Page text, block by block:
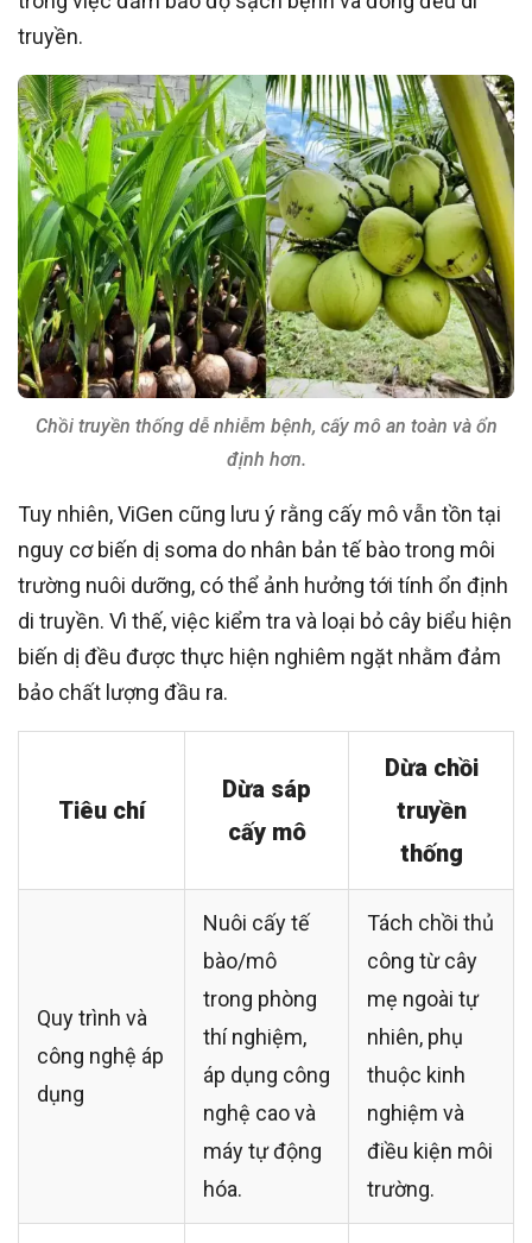
truyền.
Chồi truyền thống dễ nhiễm bệnh, cấy mô an toàn và ổn
định hơn.
Tuy nhiên, ViGen cũng lưu ý rằng cấy mô vẫn tồn tại
nguy cơ biến dị soma do nhân bản tế bào trong môi
trường nuôi dưỡng, có thể ảnh hưởng tới tính ổn định
di truyền. Vì thế, việc kiểm tra và loại bỏ cây biểu hiện
biến dị đều được thực hiện nghiêm ngặt nhằm đảm
bảo chất lượng đầu ra.
Tiêu chí
Dừa sáp
cấy mô
Dừa chồi
truyền
thống
Quy trình và
công nghệ áp
dụng
Nuôi cấy tế
bào/mô
trong phòng
thí nghiệm,
áp dụng công
nghệ cao và
máy tự động
hóa.
Tách chồi thủ
công từ cây
mẹ ngoài tự
nhiên, phụ
thuộc kinh
nghiệm và
điều kiện môi
trường.